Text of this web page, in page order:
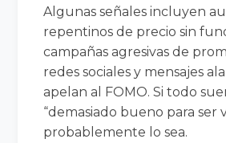
Algunas señales incluyen
repentinos de precio sin
campañas agresivas de
redes sociales y mensajes
apelan al FOMO. Si todo
“demasiado bueno para ser
probablemente lo sea.